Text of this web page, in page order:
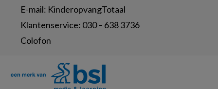
E-mail: KinderopvangTotaal
Klantenservice: 030 – 638 3736
Colofon